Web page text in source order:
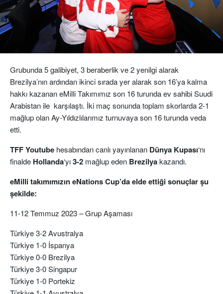
Grubunda 5 galibiyet, 3 beraberlik ve 2 yenilgi alarak
Brezilya’nın ardından ikinci sırada yer alarak son 16’ya kalma
hakkı kazanan eMilli Takımımız son 16 turunda ev sahibi Suudi
Arabistan ile karşılaştı. İki maç sonunda toplam skorlarda 2-1
mağlup olan Ay-Yıldızlılarımız turnuvaya son 16 turunda veda
etti.
TFF Youtube hesabından canlı yayınlanan Dünya Kupası‘nı
finalde Hollanda‘yı3-2 mağlup eden Brezilyakazandı.
eMilli takımımızın eNations Cup’da elde ettiği sonuçlar şu
şekilde:
11-12 Temmuz 2023 – Grup Aşaması
Türkiye 3-2 Avustralya
Türkiye 1-0 İspanya
Türkiye 0-0 Brezilya
Türkiye 3-0 Singapur
Türkiye 1-0 Portekiz